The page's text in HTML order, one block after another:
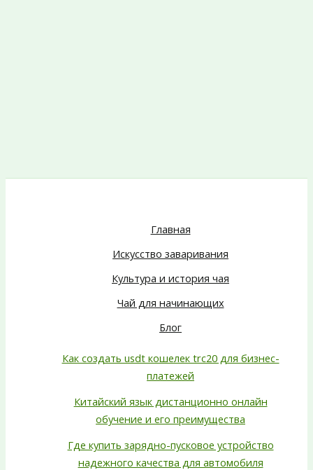
Главная
Искусство заваривания
Культура и история чая
Чай для начинающих
Блог
Как создать usdt кошелек trc20 для бизнес-
платежей
Китайский язык дистанционно онлайн
обучение и его преимущества
Где купить зарядно-пусковое устройство
надежного качества для автомобиля